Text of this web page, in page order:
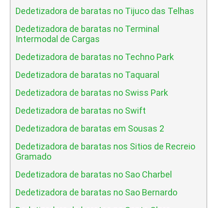
Dedetizadora de baratas no Tijuco das Telhas
Dedetizadora de baratas no Terminal
Intermodal de Cargas
Dedetizadora de baratas no Techno Park
Dedetizadora de baratas no Taquaral
Dedetizadora de baratas no Swiss Park
Dedetizadora de baratas no Swift
Dedetizadora de baratas em Sousas 2
Dedetizadora de baratas nos Sitios de Recreio
Gramado
Dedetizadora de baratas no Sao Charbel
Dedetizadora de baratas no Sao Bernardo